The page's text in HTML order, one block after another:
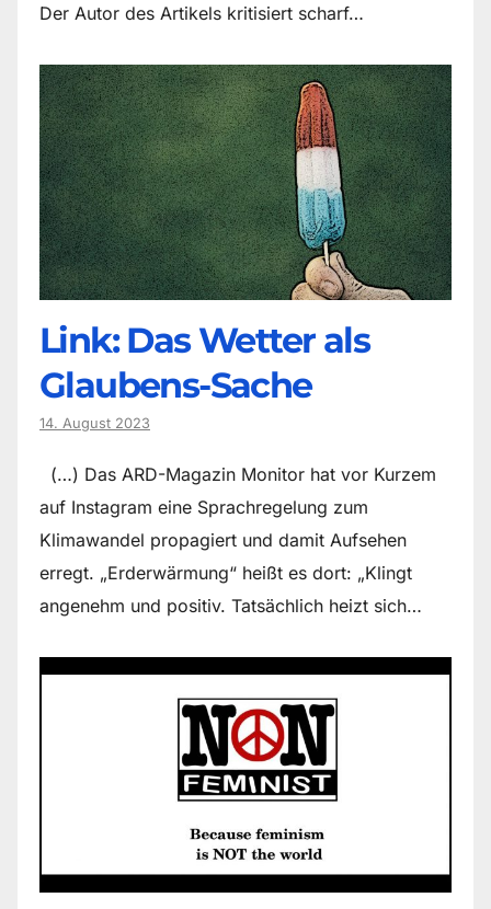
Der Autor des Artikels kritisiert scharf…
Link: Das Wetter als
Glaubens-Sache
14. August 2023
(…) Das ARD-Magazin Monitor hat vor Kurzem
auf Instagram eine Sprachregelung zum
Klimawandel propagiert und damit Aufsehen
erregt. „Erderwärmung“ heißt es dort: „Klingt
angenehm und positiv. Tatsächlich heizt sich…